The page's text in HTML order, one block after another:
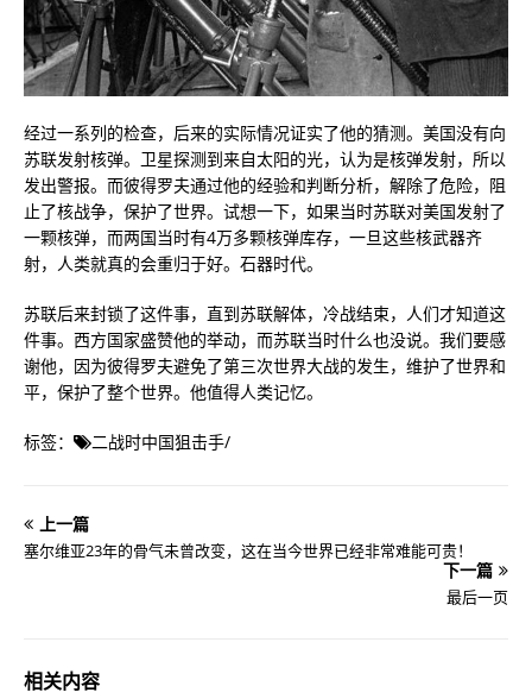
经过一系列的检查，后来的实际情况证实了他的猜测。美国没有向
苏联发射核弹。卫星探测到来自太阳的光，认为是核弹发射，所以
发出警报。而彼得罗夫通过他的经验和判断分析，解除了危险，阻
止了核战争，保护了世界。试想一下，如果当时苏联对美国发射了
一颗核弹，而两国当时有4万多颗核弹库存，一旦这些核武器齐
射，人类就真的会重归于好。石器时代。
苏联后来封锁了这件事，直到苏联解体，冷战结束，人们才知道这
件事。西方国家盛赞他的举动，而苏联当时什么也没说。我们要感
谢他，因为彼得罗夫避免了第三次世界大战的发生，维护了世界和
平，保护了整个世界。他值得人类记忆。
标签： 二战时中国狙击手/
上一篇
塞尔维亚23年的骨气未曾改变，这在当今世界已经非常难能可贵！
下一篇
最后一页
相关内容